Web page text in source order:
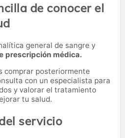
de conocer el
general de sangre y
prescripción médica.
comprar posteriormente
con un especialista para
y valorar el tratamiento
tu salud.
servicio